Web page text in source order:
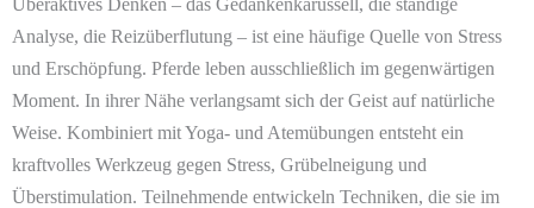
Überaktives Denken – das Gedankenkarussell, die ständige
Analyse, die Reizüberflutung – ist eine häufige Quelle von Stress
und Erschöpfung. Pferde leben ausschließlich im gegenwärtigen
Moment. In ihrer Nähe verlangsamt sich der Geist auf natürliche
Weise. Kombiniert mit Yoga- und Atemübungen entsteht ein
kraftvolles Werkzeug gegen Stress, Grübelneigung und
Überstimulation. Teilnehmende entwickeln Techniken, die sie im